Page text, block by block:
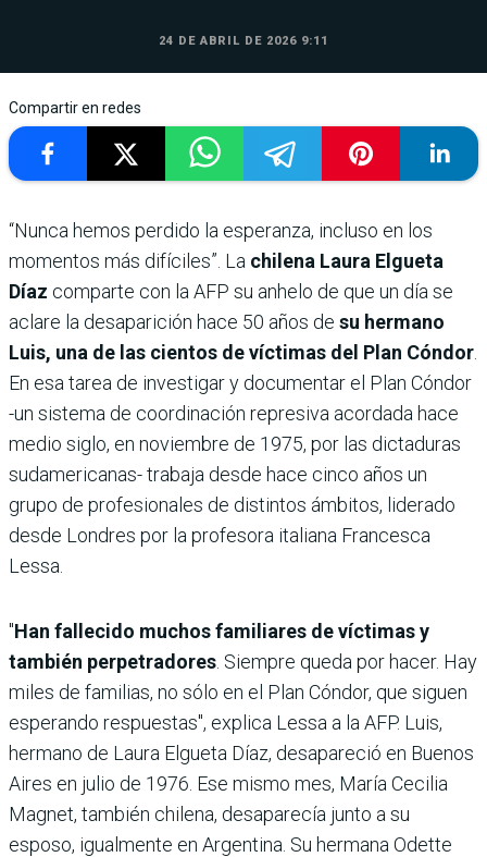
24 DE ABRIL DE 2026 9:11
Compartir en redes
“Nunca hemos perdido la esperanza, incluso en los
momentos más difíciles”. La chilena Laura Elgueta
Díaz comparte con la AFP su anhelo de que un día se
aclare la desaparición hace 50 años de su hermano
Luis, una de las cientos de víctimas del Plan Cóndor
En esa tarea de investigar y documentar el Plan Cóndor
-un sistema de coordinación represiva acordada hace
medio siglo, en noviembre de 1975, por las dictaduras
sudamericanas- trabaja desde hace cinco años un
grupo de profesionales de distintos ámbitos, liderado
desde Londres por la profesora italiana Francesca
Lessa.
"Han fallecido muchos familiares de víctimas y
también perpetradores . Siempre queda por hacer. Hay
miles de familias, no sólo en el Plan Cóndor, que siguen
esperando respuestas", explica Lessa a la AFP. Luis,
hermano de Laura Elgueta Díaz, desapareció en Buenos
Aires en julio de 1976. Ese mismo mes, María Cecilia
Magnet, también chilena, desaparecía junto a su
esposo, igualmente en Argentina. Su hermana Odette